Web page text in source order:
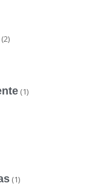
(2)
(1)
(1)